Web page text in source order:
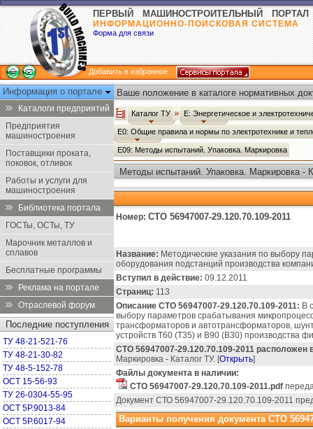
ПЕРВЫЙ МАШИНОСТРОИТЕЛЬНЫЙ ПОРТАЛ
ИНФОРМАЦИОННО-ПОИСКОВАЯ СИСТЕМА
Форма для связи
Добавить в избранное
Информация о портале
Каталоги предприятий
Предприятия
машиностроения
Поставщики проката,
поковок, отливок
Работы и услуги для
машиностроения
Библиотека портала
ГОСТы, ОСТы, ТУ
Марочник металлов и
сплавов
Бесплатные программы
Реклама на портале
Отраслевой форум
Последние поступления
ТУ 48-21-521-76
ТУ 48-21-30-82
ТУ 48-5-152-78
ОСТ 15-56-93
ТУ 26-0304-55-95
ОСТ 5Р.9013-84
ОСТ 5Р.6017-94
Ваше положение в каталоге нормативных
Каталог ТУ Е: Энергетическое и
Е0: Общие правила и нормы по электротехнике и
Е09: Методы испытаний. Упаковка. Маркировка
Методы испытаний. Упаковка. Маркировка -
Номер: СТО 56947007-29.120.70.109-2011
Название: Методические указания по выбору
оборудования подстанций производства
Вступил в действие: 09.12.2011
Страниц: 113
Описание СТО 56947007-29.120.70.109-2011: В
выбору параметров срабатывания
трансформаторов и автотрансформаторов,
устройств Т60 (Т35) и В90 (В30) производства
СТО 56947007-29.120.70.109-2011 расположен
Маркировка - Каталог ТУ. [Открыть]
Файлы документа в наличии:
СТО 56947007-29.120.70.109-2011.pdf
Документ СТО 56947007-29.120.70.109-2011
Варианты получения документа СТО